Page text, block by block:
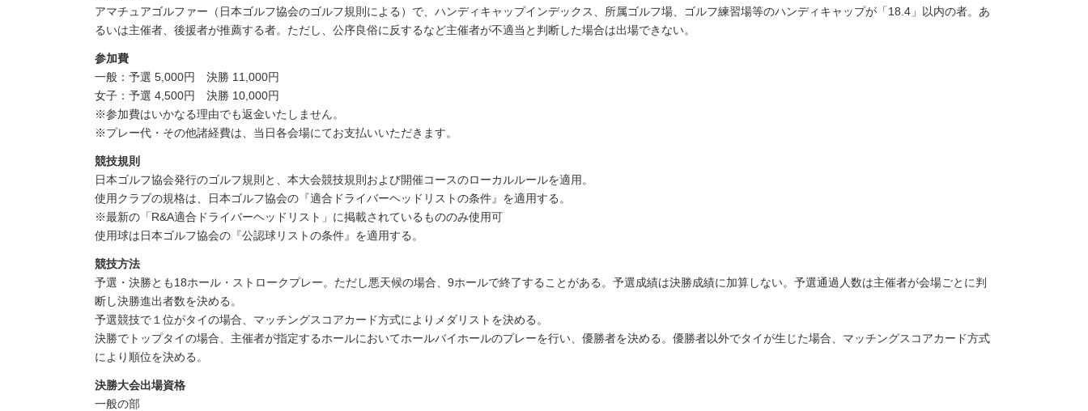
アマチュアゴルファー（日本ゴルフ協会のゴルフ規則による）で、ハンディキャップインデックス、所属ゴルフ場、ゴルフ練習場等のハンディキャップが「18.4」以内の者。あ
るいは主催者、後援者が推薦する者。ただし、公序良俗に反するなど主催者が不適当と判断した場合は出場できない。
参加費
一般：予選 5,000円 決勝 11,000円
女子：予選 4,500円 決勝 10,000円
※参加費はいかなる理由でも返金いたしません。
※プレー代・その他諸経費は、当日各会場にてお支払いいただきます。
競技規則
日本ゴルフ協会発行のゴルフ規則と、本大会競技規則および開催コースのローカルルールを適用。
使用クラブの規格は、日本ゴルフ協会の『適合ドライバーヘッドリストの条件』を適用する。
※最新の「R&A適合ドライバーヘッドリスト」に掲載されているもののみ使用可
使用球は日本ゴルフ協会の『公認球リストの条件』を適用する。
競技方法
予選・決勝とも18ホール・ストロークプレー。ただし悪天候の場合、9ホールで終了することがある。予選成績は決勝成績に加算しない。予選通過人数は主催者が会場ごとに判
断し決勝進出者数を決める。
予選競技で１位がタイの場合、マッチングスコアカード方式によりメダリストを決める。
決勝でトップタイの場合、主催者が指定するホールにおいてホールバイホールのプレーを行い、優勝者を決める。優勝者以外でタイが生じた場合、マッチングスコアカード方式
により順位を決める。
決勝大会出場資格
一般の部